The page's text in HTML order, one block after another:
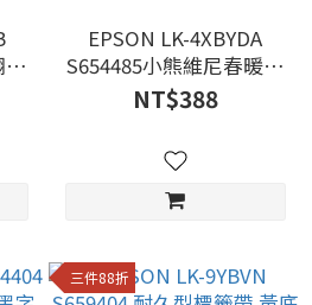
起
EPSON LK-4XBYDA
S654485小熊維尼春暖花
開款 標籤帶 白底黑字
NT$388
三件88折